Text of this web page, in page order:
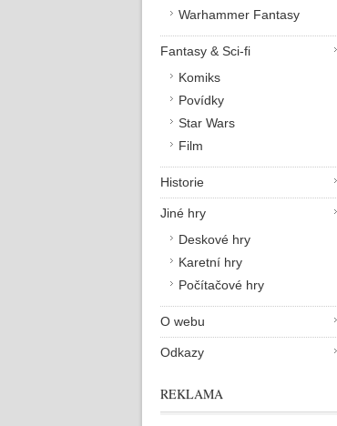
Warhammer Fantasy
Fantasy & Sci-fi
Komiks
Povídky
Star Wars
Film
Historie
Jiné hry
Deskové hry
Karetní hry
Počítačové hry
O webu
Odkazy
REKLAMA